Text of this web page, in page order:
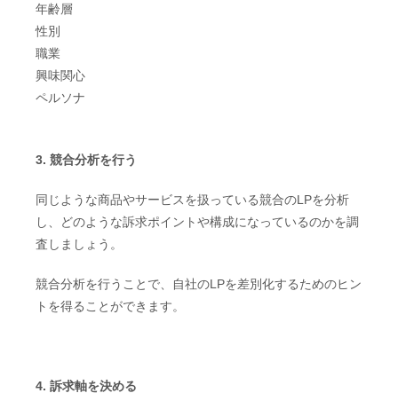
年齢層
性別
職業
興味関心
ペルソナ
3. 競合分析を行う
同じような商品やサービスを扱っている競合のLPを分析
し、どのような訴求ポイントや構成になっているのかを調
査しましょう。
競合分析を行うことで、自社のLPを差別化するためのヒン
トを得ることができます。
4. 訴求軸を決める